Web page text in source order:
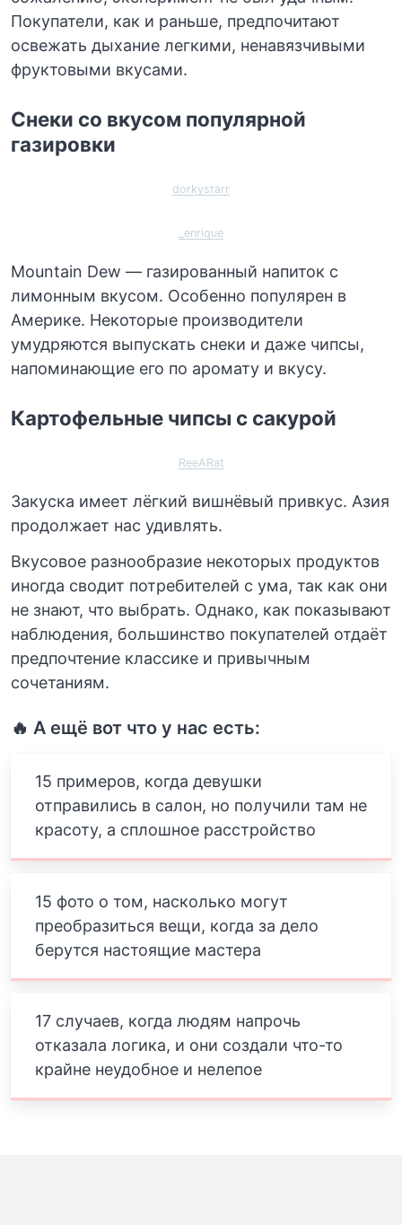
Покупатели, как и раньше, предпочитают
освежать дыхание легкими, ненавязчивыми
фруктовыми вкусами.
Снеки со вкусом популярной
газировки
dorkystarr
_enrique
Mountain Dew — газированный напиток с
лимонным вкусом. Особенно популярен в
Америке. Некоторые производители
умудряются выпускать снеки и даже чипсы,
напоминающие его по аромату и вкусу.
Картофельные чипсы с сакурой
ReeARat
Закуска имеет лёгкий вишнёвый привкус. Азия
продолжает нас удивлять.
Вкусовое разнообразие некоторых продуктов
иногда сводит потребителей с ума, так как они
не знают, что выбрать. Однако, как показывают
наблюдения, большинство покупателей отдаёт
предпочтение классике и привычным
сочетаниям.
🔥 А ещё вот что у нас есть:
15 примеров, когда девушки
отправились в салон, но получили там не
красоту, а сплошное расстройство
15 фото о том, насколько могут
преобразиться вещи, когда за дело
берутся настоящие мастера
17 случаев, когда людям напрочь
отказала логика, и они создали что-то
крайне неудобное и нелепое